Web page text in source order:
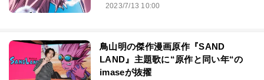
2023/7/13 10:00
鳥山明の傑作漫画原作『SAND
LAND』主題歌に“原作と同い年“の
imaseが抜擢